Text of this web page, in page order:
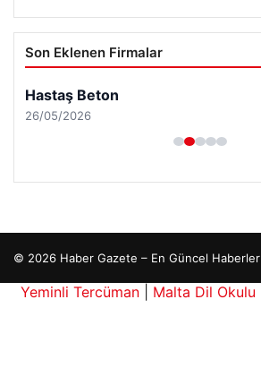
Son Eklenen Firmalar
Hastaş Beton
26/05/2026
© 2026 Haber Gazete – En Güncel Haberler
Yeminli Tercüman Malta Dil Okulu